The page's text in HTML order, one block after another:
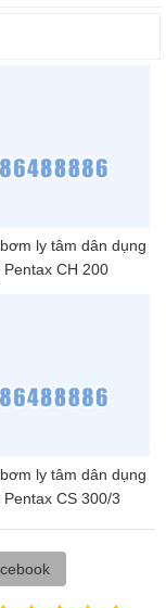
ly tâm dân dụng
CH 200
ly tâm dân dụng
CS 300/3